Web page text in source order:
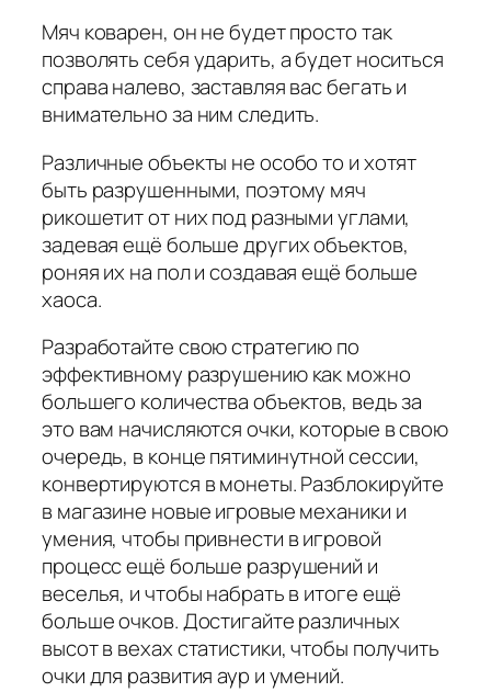
Мяч коварен, он не будет просто так
позволять себя ударить, а будет носиться
справа налево, заставляя вас бегать и
внимательно за ним следить.
Различные объекты не особо то и хотят
быть разрушенными, поэтому мяч
рикошетит от них под разными углами,
задевая ещё больше других объектов,
роняя их на пол и создавая ещё больше
хаоса.
Разработайте свою стратегию по
эффективному разрушению как можно
большего количества объектов, ведь за
это вам начисляются очки, которые в свою
очередь, в конце пятиминутной сессии,
конвертируются в монеты. Разблокируйте
в магазине новые игровые механики и
умения, чтобы привнести в игровой
процесс ещё больше разрушений и
веселья, и чтобы набрать в итоге ещё
больше очков. Достигайте различных
высот в вехах статистики, чтобы получить
очки для развития аур и умений.